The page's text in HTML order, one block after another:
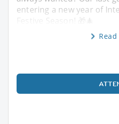
entering a new year of
Festive Season! 🎁🎄